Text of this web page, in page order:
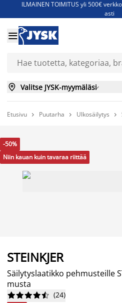
ILMAINEN TOIMITUS yli 500€
asti
Jenkkisänkyjä -

 Valitse JYSK-myymäläsi
Etusivu  Puutarha  Ulkosäilytys 
-50%
Niin kauan kuin tavaraa riittää
STEINKJER
Säilytyslaatikko pehmusteille
musta





 (24)